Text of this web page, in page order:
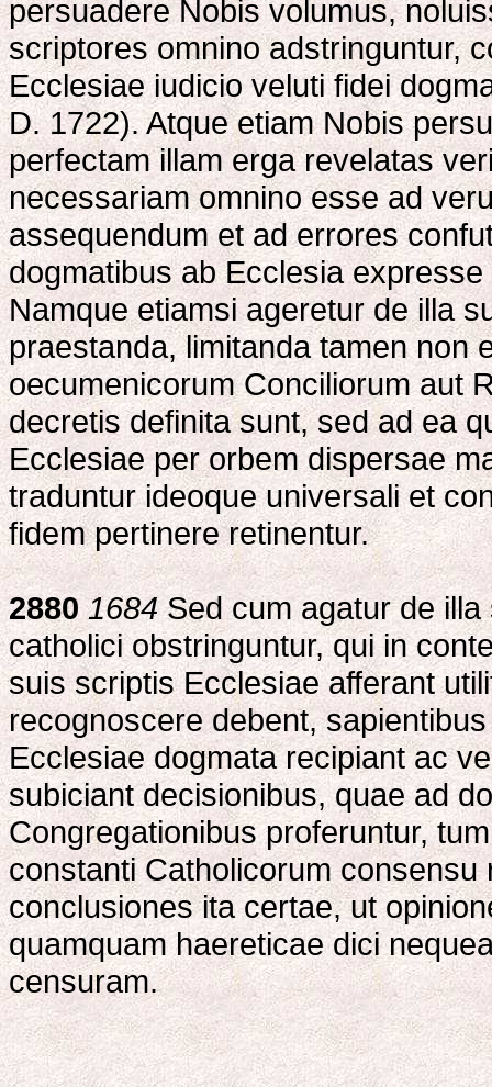
persuadere Nobis volumus,
scriptores omnino adstringuntur,
Ecclesiae iudicio veluti fidei
D. 1722). Atque etiam Nobis
perfectam illam erga revelatas
necessariam omnino esse ad
assequendum et ad errores
dogmatibus ab Ecclesia
Namque etiamsi ageretur de illa
praestanda, limitanda tamen non
oecumenicorum Conciliorum aut
decretis definita sunt, sed ad ea
Ecclesiae per orbem dispersae
traduntur ideoque universali et
fidem pertinere retinentur.
2880 1684Sed cum agatur de
catholici obstringuntur, qui in
suis scriptis Ecclesiae afferant
recognoscere debent,
Ecclesiae dogmata recipiant ac
subiciant decisionibus, quae ad
Congregationibus proferuntur,
constanti Catholicorum
conclusiones ita certae, ut
quamquam haereticae dici
censuram.